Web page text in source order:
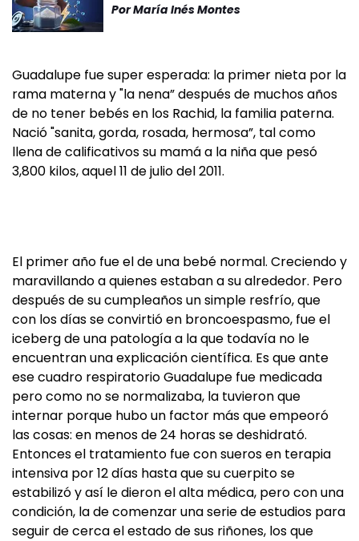
PorMaría Inés Montes
Guadalupe fue super esperada: la primer nieta por la
rama materna y "la nena” después de muchos años
de no tener bebés en los Rachid, la familia paterna.
Nació "sanita, gorda, rosada, hermosa”, tal como
llena de calificativos su mamá a la niña que pesó
3,800 kilos, aquel 11 de julio del 2011.
El primer año fue el de una bebé normal. Creciendo y
maravillando a quienes estaban a su alrededor. Pero
después de su cumpleaños un simple resfrío, que
con los días se convirtió en broncoespasmo, fue el
iceberg de una patología a la que todavía no le
encuentran una explicación científica. Es que ante
ese cuadro respiratorio Guadalupe fue medicada
pero como no se normalizaba, la tuvieron que
internar porque hubo un factor más que empeoró
las cosas: en menos de 24 horas se deshidrató.
Entonces el tratamiento fue con sueros en terapia
intensiva por 12 días hasta que su cuerpito se
estabilizó y así le dieron el alta médica, pero con una
condición, la de comenzar una serie de estudios para
seguir de cerca el estado de sus riñones, los que